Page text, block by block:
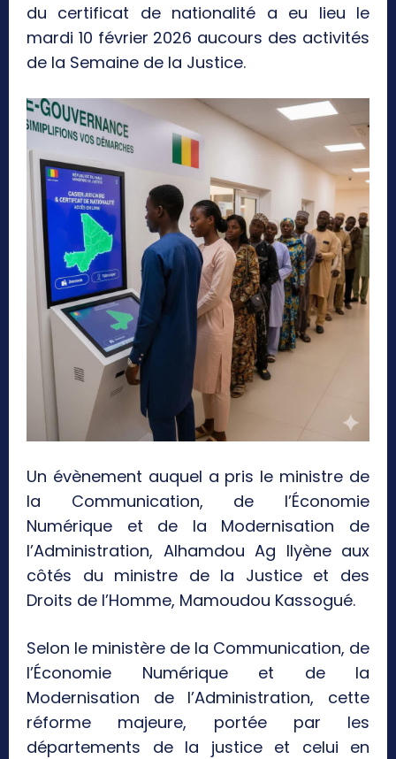
du certificat de nationalité a eu lieu le
mardi 10 février 2026 aucours des activités
de la Semaine de la Justice.
Un évènement auquel a pris le ministre de
la Communication, de l’Économie
Numérique et de la Modernisation de
l’Administration, Alhamdou Ag Ilyène aux
côtés du ministre de la Justice et des
Droits de l’Homme, Mamoudou Kassogué.
Selon le ministère de la Communication, de
l’Économie Numérique et de la
Modernisation de l’Administration, cette
réforme majeure, portée par les
départements de la justice et celui en